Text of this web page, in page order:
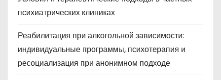
психиатрических клиниках
Реабилитация при алкогольной зависимости:
индивидуальные программы, психотерапия и
ресоциализация при анонимном подходе